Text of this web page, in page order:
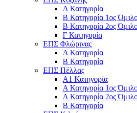
Α Κατηγορία
Β Κατηγορία 1ος
Β Κατηγορία 2ος
Γ Κατηγορία
ΕΠΣ Φλώρινας
Α Κατηγορία
Β Κατηγορία
ΕΠΣ Πέλλας
Α1 Κατηγορία
Α Κατηγορία 1ος
Α Κατηγορία 2ος
Β Κατηγορία